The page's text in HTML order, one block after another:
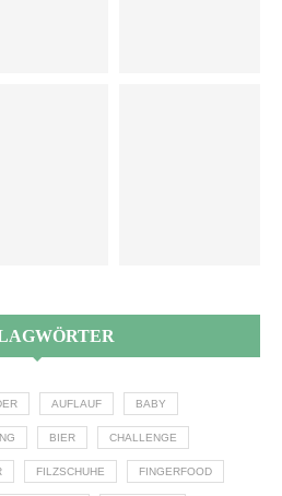
AUFLAUF BABY
BIER CHALLENGE
FILZSCHUHE FINGERFOOD